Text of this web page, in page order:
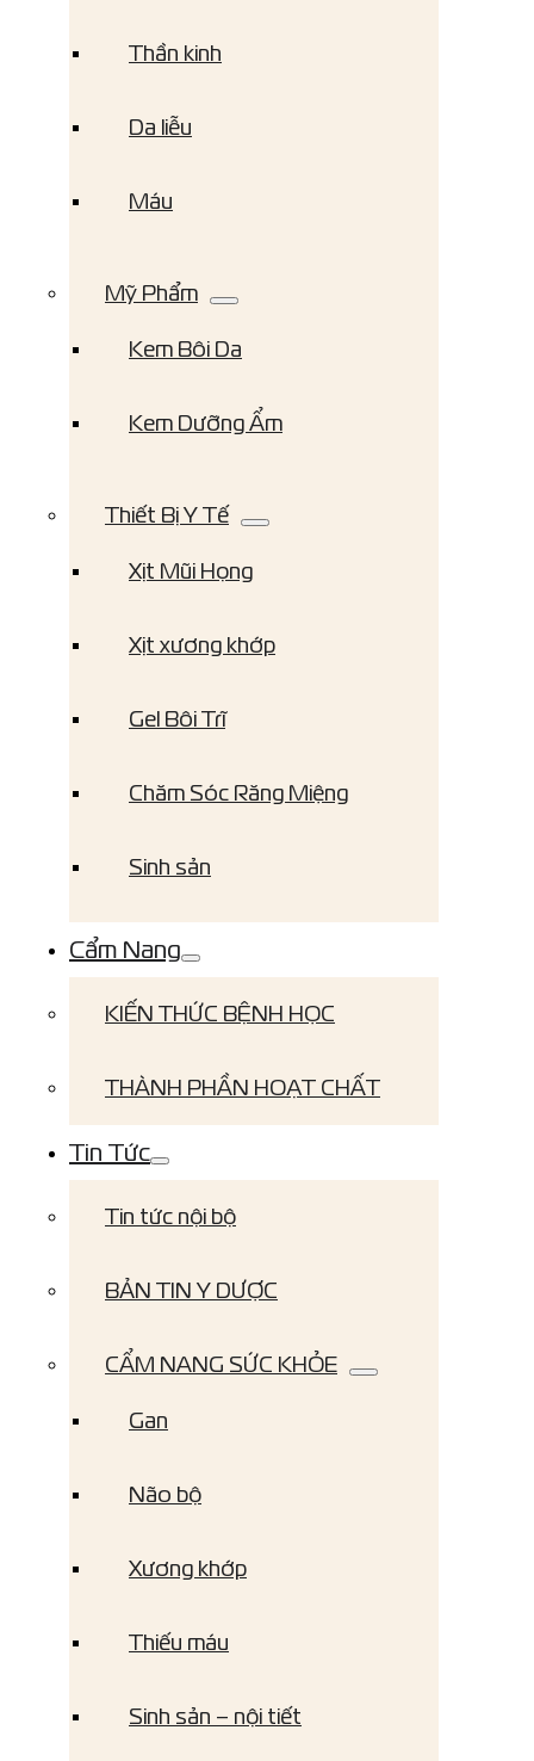
Thần kinh
Da liễu
Máu
Mỹ Phẩm
Kem Bôi Da
Kem Dưỡng Ẩm
Thiết Bị Y Tế
Xịt Mũi Họng
Xịt xương khớp
Gel Bôi Trĩ
Chăm Sóc Răng Miệng
Sinh sản
Cẩm Nang
KIẾN THỨC BỆNH HỌC
THÀNH PHẦN HOẠT CHẤT
Tin Tức
Tin tức nội bộ
BẢN TIN Y DƯỢC
CẨM NANG SỨC KHỎE
Gan
Não bộ
Xương khớp
Thiếu máu
Sinh sản – nội tiết